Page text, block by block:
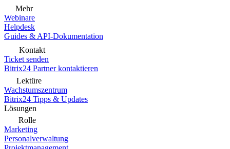
Mehr
Webinare
Helpdesk
Guides & API-Dokumentation
Kontakt
Ticket senden
Bitrix24 Partner kontaktieren
Lektüre
Wachstumszentrum
Bitrix24 Tipps & Updates
Lösungen
Rolle
Marketing
Personalverwaltung